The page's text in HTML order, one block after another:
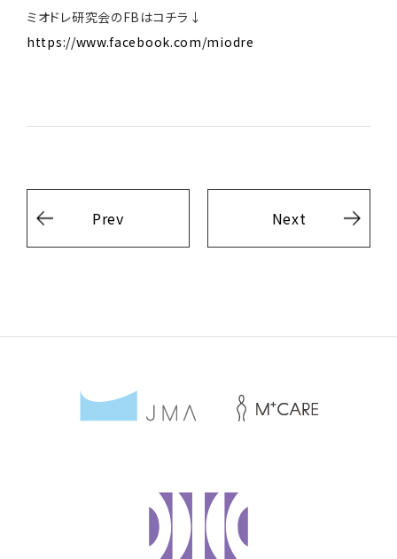
ミオドレ研究会のFBはコチラ↓
https://www.facebook.com/miodre
Prev Next